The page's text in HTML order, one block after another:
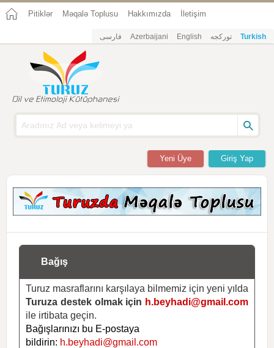
Pitiklər Məqalə Toplusu Hakkımızda İletişim
فارسی Azerbaijani English تورکجه Turkish
Giriş Yap
Yeni Üye
Bağış
Turuz masraflarını karşılaya bilmemiz için yeni yılda
Turuza destek olmak için h.beyhadi@gmail.com
ile irtibata geçin.
Bağışlarınızı bu E-postaya
bildirin: h.beyhadi@gmail.com